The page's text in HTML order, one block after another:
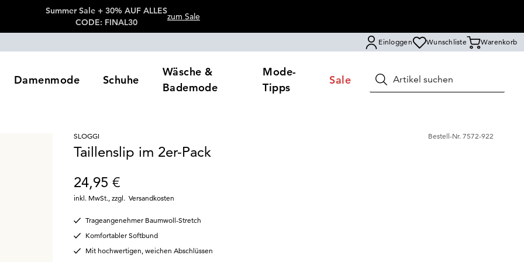
Summer Sale + 30% AUF ALLES
CODE: FINAL30
zum Sale
Einloggen Wunschliste Warenkorb
Damenmode Schuhe
Wäsche &
Bademode
Mode-
Tipps
Sale Suchen
SLOGGI Bestell-Nr. 7572-922
Taillenslip im 2er-Pack
24,95 €
inkl. MwSt., zzgl. Versandkosten
Trageangenehmer Baumwoll-Stretch
Komfortabler Softbund
Mit hochwertigen, weichen Abschlüssen